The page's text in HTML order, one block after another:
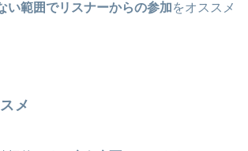
い範囲でリスナーからの参加をオススメ
メ